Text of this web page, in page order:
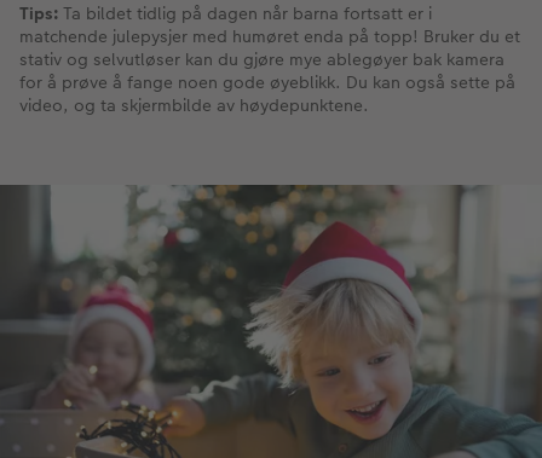
Tips: Ta bildet tidlig på dagen når barna fortsatt er i
matchende julepysjer med humøret enda på topp! Bruker du et
stativ og selvutløser kan du gjøre mye ablegøyer bak kamera
for å prøve å fange noen gode øyeblikk. Du kan også sette på
video, og ta skjermbilde av høydepunktene.